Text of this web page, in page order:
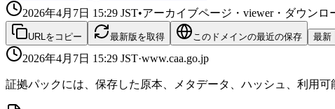
2026年4月7日 15:29 JST•アーカイブページ・viewer・ダウンロ
URLをコピー 最新版を取得 このドメインの最近の保存 最新
2026年4月7日 15:29 JST·www.caa.go.jp
証拠パックには、保存した原本、メタデータ、ハッシュ、利用